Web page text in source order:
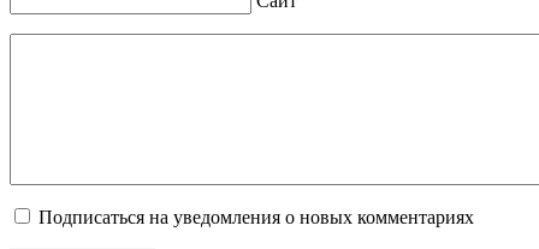
Подписаться на уведомления о новых комментариях